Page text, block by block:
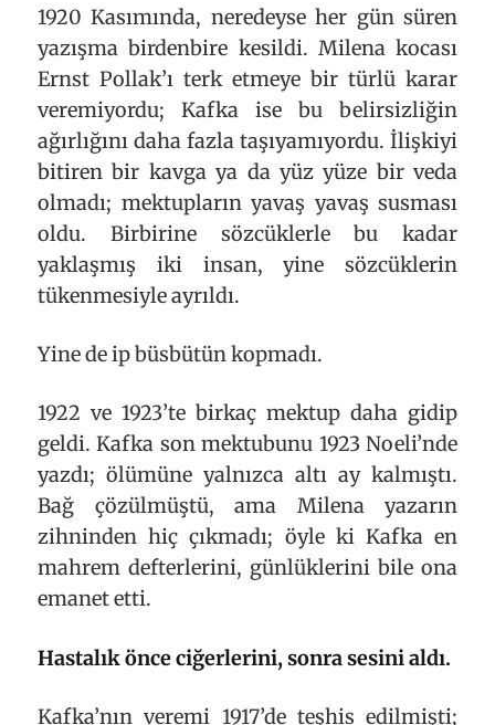
1920 Kasımında, neredeyse her gün süren
yazışma birdenbire kesildi. Milena kocası
Ernst Pollak’ı terk etmeye bir türlü karar
veremiyordu; Kafka ise bu belirsizliğin
ağırlığını daha fazla taşıyamıyordu. İlişkiyi
bitiren bir kavga ya da yüz yüze bir veda
olmadı; mektupların yavaş yavaş susması
oldu. Birbirine sözcüklerle bu kadar
yaklaşmış iki insan, yine sözcüklerin
tükenmesiyle ayrıldı.
Yine de ip büsbütün kopmadı.
1922 ve 1923’te birkaç mektup daha gidip
geldi. Kafka son mektubunu 1923 Noeli’nde
yazdı; ölümüne yalnızca altı ay kalmıştı.
Bağ çözülmüştü, ama Milena yazarın
zihninden hiç çıkmadı; öyle ki Kafka en
mahrem defterlerini, günlüklerini bile ona
emanet etti.
Hastalık önce ciğerlerini, sonra sesini aldı.
Kafka’nın veremi 1917’de teşhis edilmişti;